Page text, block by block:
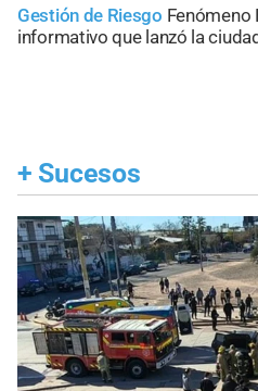
Gestión de Riesgo Fenómeno
informativo que lanzó la
+ Sucesos